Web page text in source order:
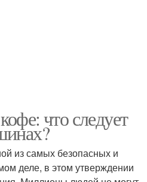
что следует
из самых безопасных и
деле, в этом утверждении